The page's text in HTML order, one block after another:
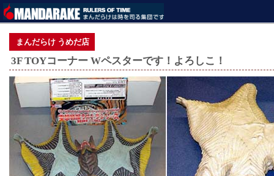
まんだらけ うめだ店
3F TOYコーナー Wペスターです！よろしこ！